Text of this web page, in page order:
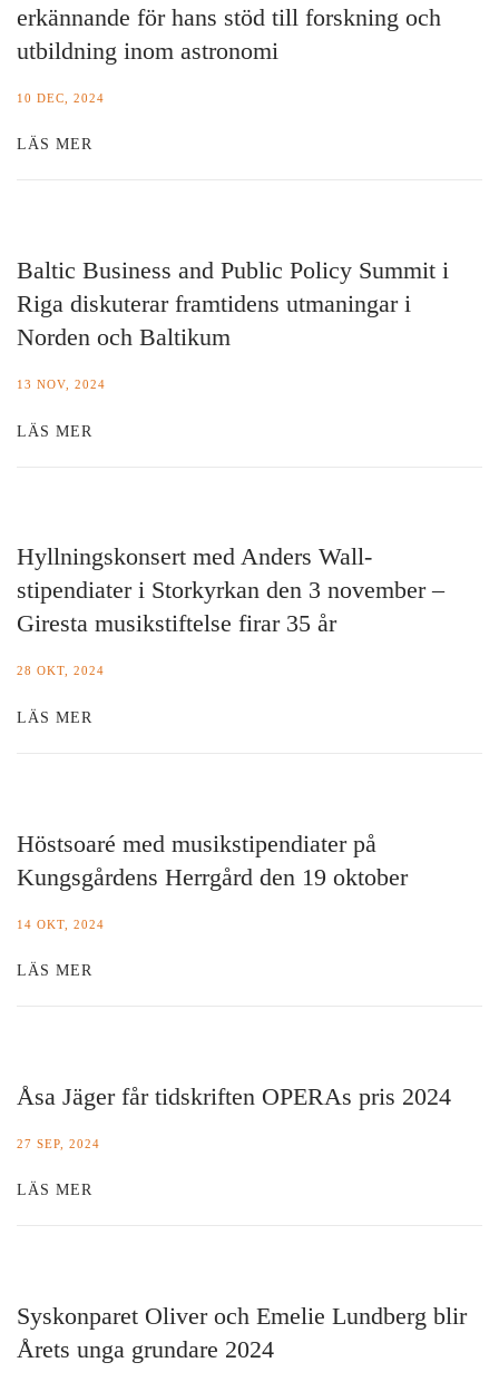
erkännande för hans stöd till forskning och
utbildning inom astronomi
10 DEC, 2024
LÄS MER
Baltic Business and Public Policy Summit i
Riga diskuterar framtidens utmaningar i
Norden och Baltikum
13 NOV, 2024
LÄS MER
Hyllningskonsert med Anders Wall-
stipendiater i Storkyrkan den 3 november –
Giresta musikstiftelse firar 35 år
28 OKT, 2024
LÄS MER
Höstsoaré med musikstipendiater på
Kungsgårdens Herrgård den 19 oktober
14 OKT, 2024
LÄS MER
Åsa Jäger får tidskriften OPERAs pris 2024
27 SEP, 2024
LÄS MER
Syskonparet Oliver och Emelie Lundberg blir
Årets unga grundare 2024